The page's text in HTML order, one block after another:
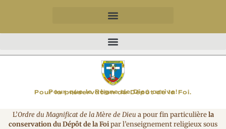
Pour la préservation du Dépôt de la Foi.
Pour que le Règne de Dieu arrive!
MAGNIFICAT
L’Ordre du Magnificat de la Mère de Dieu a pour fin particulièrela
conservation du Dépôt de la Foipar l’enseignement religieux sous